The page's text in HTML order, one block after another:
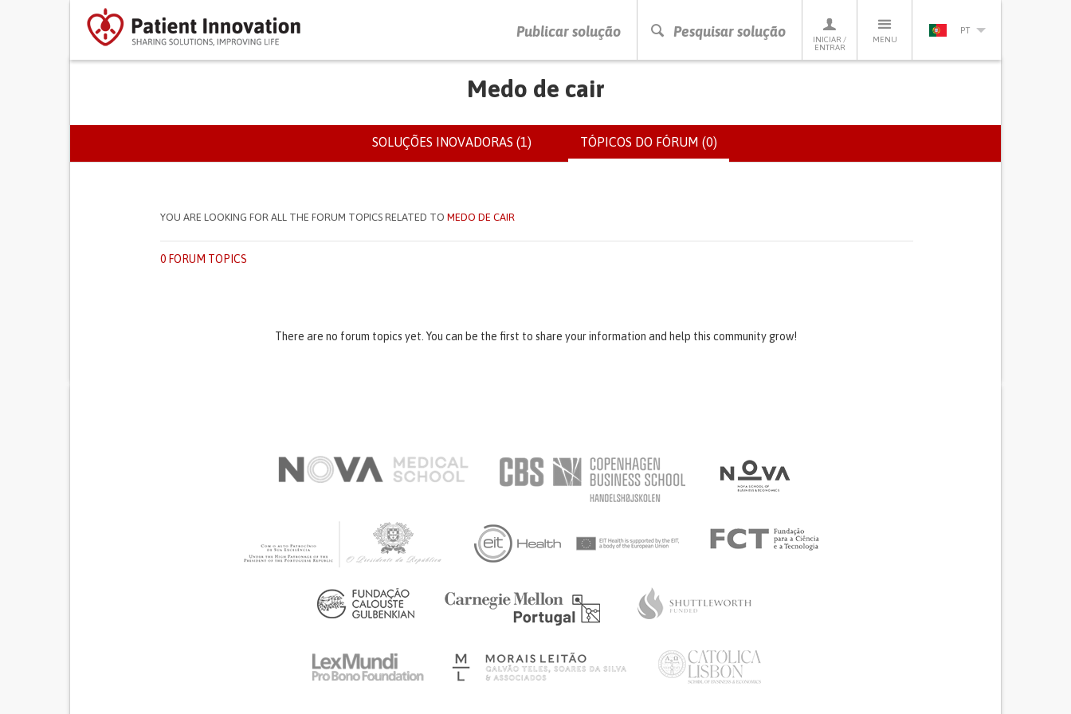
Publicar solução Pesquisar solução
INICIAR /
ENTRAR
MENU
PT
PRESSIONE ENTER PARA PESQUISAR
Medo de cair
SEPARADORES PRIMÁRIOSSOLUÇÕES INOVADORAS (1) TÓPICOS DO FÓRUM (0)
ATIVO)
YOU ARE LOOKING FOR ALL THE FORUM TOPICS RELATED TO MEDO DE CAIR
0 FORUM TOPICS
There are no forum topics yet. You can be the first to share your information and help this community grow!